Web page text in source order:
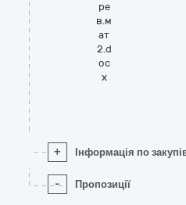
ре
в.м
ат
2.d
oc
x
+ Інформація по
- Пропозиції